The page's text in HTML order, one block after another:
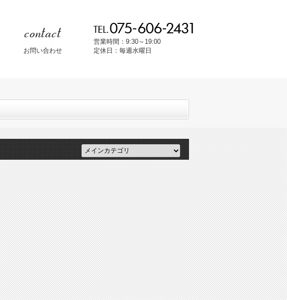
お問い合わせ
営業時間：9:30～19:00
定休日：毎週水曜日